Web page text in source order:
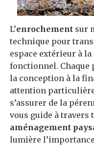
L’enrochement sur
technique pour
espace extérieur à
fonctionnel. Chaque
la conception à la
attention
s’assurer de la
vous guide à travers
aménagement
lumière